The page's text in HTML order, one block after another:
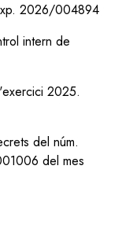
2026/004894
intern de
2025.
del núm.
del mes